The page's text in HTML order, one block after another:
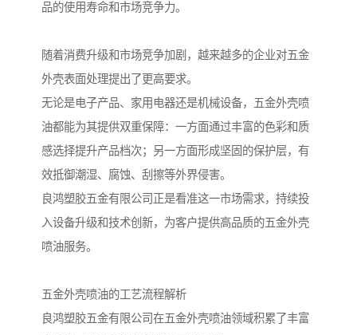
品的使用寿命和市场竞争力。
随着消费升级和市场竞争加剧，越来越多的企业对五金
外壳表面处理提出了更高要求。
无论是电子产品、家用电器还是机械设备，五金外壳喷
油都能为其提供双重保障：一方面通过丰富的色彩和质
感选择提升产品档次；另一方面形成坚固的保护层，有
效抵御潮湿、腐蚀、刮擦等外界侵害。
良鸿塑胶五金有限公司正是看准这一市场需求，持续投
入设备升级和技术创新，为客户提供高品质的五金外壳
喷油服务。
五金外壳喷油的工艺流程解析
良鸿塑胶五金有限公司在五金外壳喷油领域积累了丰富